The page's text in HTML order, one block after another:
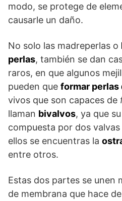
modo, se protege de
causarle un daño.
No solo las madreperlas o
perlas, también se dan
raros, en que algunos
pueden que formar perlas
vivos que son capaces de
llaman bivalvos, ya que
compuesta por dos
ellos se encuentras la
entre otros.
Estas dos partes se unen
de membrana que hace